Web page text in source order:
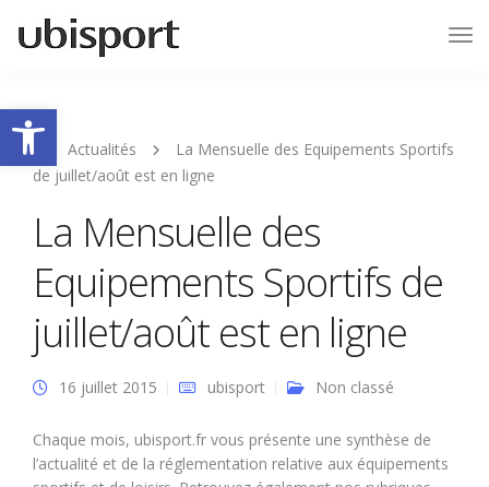
Ouvrir la barre d’outils
Actualités
La Mensuelle des Equipements Sportifs
de juillet/août est en ligne
La Mensuelle des
Equipements Sportifs de
juillet/août est en ligne
16 juillet 2015 ubisport Non classé
Chaque mois, ubisport.fr vous présente une synthèse de
l’actualité et de la réglementation relative aux équipements